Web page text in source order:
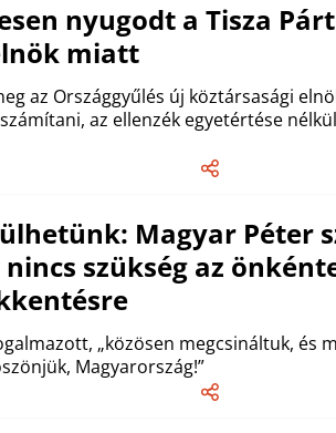
nyugodt a Tisza
miatt
az Országgyűlés új köztársasági
az ellenzék egyetértése
Magyar Péter
szükség az
„közösen megcsináltuk, és
Magyarország!”